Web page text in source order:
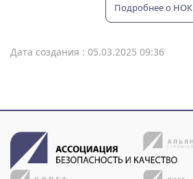
Подробнее о НОК
Дата создания : 05.03.2025 09:36